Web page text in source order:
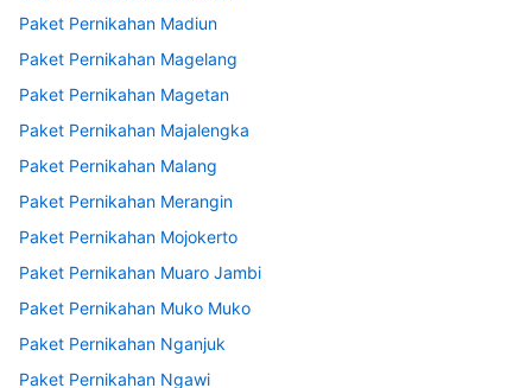
Paket Pernikahan Madiun
Paket Pernikahan Magelang
Paket Pernikahan Magetan
Paket Pernikahan Majalengka
Paket Pernikahan Malang
Paket Pernikahan Merangin
Paket Pernikahan Mojokerto
Paket Pernikahan Muaro Jambi
Paket Pernikahan Muko Muko
Paket Pernikahan Nganjuk
Paket Pernikahan Ngawi